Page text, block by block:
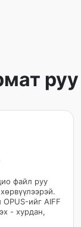
руу
файл руу
ийг AIFF
- хурдан,